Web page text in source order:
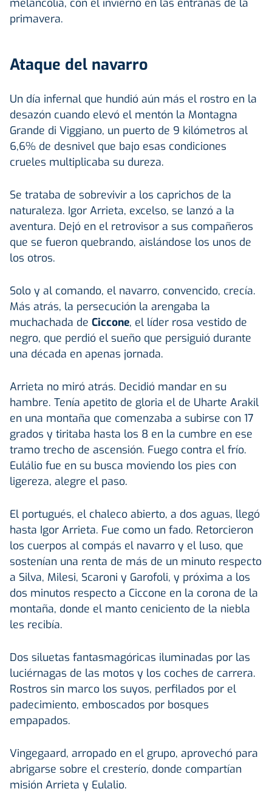
primavera.
Ataque del navarro
Un día infernal que hundió aún más el rostro en la
desazón cuando elevó el mentón la Montagna
Grande di Viggiano, un puerto de 9 kilómetros al
6,6% de desnivel que bajo esas condiciones
crueles multiplicaba su dureza.
Se trataba de sobrevivir a los caprichos de la
naturaleza. Igor Arrieta, excelso, se lanzó a la
aventura. Dejó en el retrovisor a sus compañeros
que se fueron quebrando, aislándose los unos de
los otros.
Solo y al comando, el navarro, convencido, crecía.
Más atrás, la persecución la arengaba la
muchachada de Ciccone, el líder rosa vestido de
negro, que perdió el sueño que persiguió durante
una década en apenas jornada.
Arrieta no miró atrás. Decidió mandar en su
hambre. Tenía apetito de gloria el de Uharte Arakil
en una montaña que comenzaba a subirse con 17
grados y tiritaba hasta los 8 en la cumbre en ese
tramo trecho de ascensión. Fuego contra el frío.
Eulálio fue en su busca moviendo los pies con
ligereza, alegre el paso.
El portugués, el chaleco abierto, a dos aguas, llegó
hasta Igor Arrieta. Fue como un fado. Retorcieron
los cuerpos al compás el navarro y el luso, que
sostenían una renta de más de un minuto respecto
a Silva, Milesi, Scaroni y Garofoli, y próxima a los
dos minutos respecto a Ciccone en la corona de la
montaña, donde el manto ceniciento de la niebla
les recibía.
Dos siluetas fantasmagóricas iluminadas por las
luciérnagas de las motos y los coches de carrera.
Rostros sin marco los suyos, perfilados por el
padecimiento, emboscados por bosques
empapados.
Vingegaard, arropado en el grupo, aprovechó para
abrigarse sobre el cresterío, donde compartían
misión Arrieta y Eulalio.